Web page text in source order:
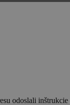
odoslali